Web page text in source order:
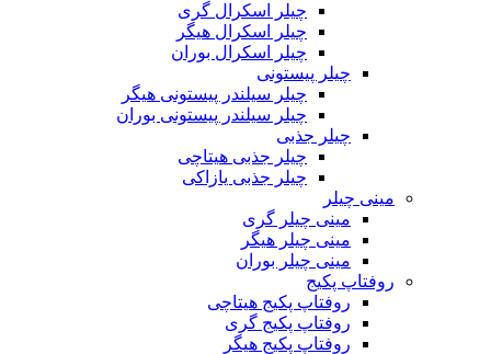
چیلر اسکرال گری
چیلر اسکرال هیگر
چیلر اسکرال بوران
چیلر پیستونی
چیلر سیلندر پیستونی هیگر
چیلر سیلندر پیستونی بوران
چیلر جذبی
چیلر جذبی هیتاچی
چیلر جذبی یازاکی
مینی چیلر
مینی چیلر گری
مینی چیلر هیگر
مینی چیلر بوران
روفتاپ پکیج
روفتاپ پکیج هیتاچی
روفتاپ پکیج گری
روفتاپ پکیج هیگر